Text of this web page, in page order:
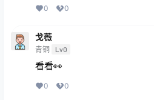
0 0
戈薇
青铜 Lv0
看看👀
0 0